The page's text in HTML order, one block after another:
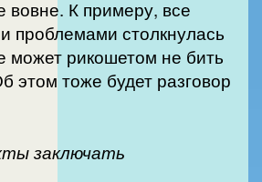
вовне. К примеру, все
проблемами столкнулась
может рикошетом не бить
этом тоже будет разговор
заключать